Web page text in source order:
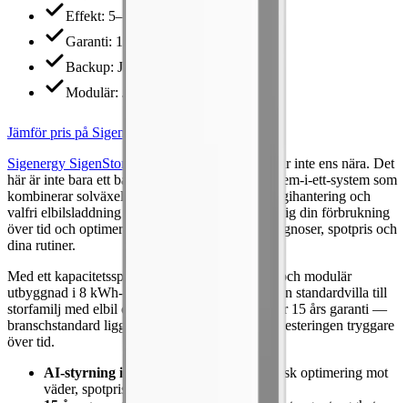
Effekt: 5–11.5 kW
Garanti: 15 år
Backup: Ja
Modulär: Ja
Jämför pris på SigenStor
Sigenergy SigenStor
är vinnaren 2026, och det är inte ens nära. Det
här är inte bara ett batteri — det är ett komplett fem-i-ett-system som
kombinerar solväxelriktare, batterimoduler, energihantering och
valfri elbilsladdning i en elegant enhet. AI:n lär sig din förbrukning
över tid och optimerar automatiskt mot väderprognoser, spotpris och
dina rutiner.
Med ett kapacitetsspann från 5 upp till 54 kWh och modulär
utbyggnad i 8 kWh-steg passar SigenStor allt från standardvilla till
storfamilj med elbil och pool. Det stora plusset är 15 års garanti —
branschstandard ligger på 10 år — vilket gör investeringen tryggare
över tid.
AI-styrning i klassen för sig
— automatisk optimering mot
väder, spotpris och förbrukningsmönster.